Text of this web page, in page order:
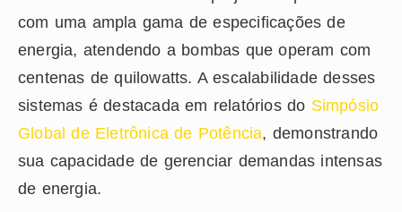
com uma ampla gama de especificações de
energia, atendendo a bombas que operam com
centenas de quilowatts. A escalabilidade desses
sistemas é destacada em relatórios do Simpósio
Global de Eletrônica de Potência, demonstrando
sua capacidade de gerenciar demandas intensas
de energia.